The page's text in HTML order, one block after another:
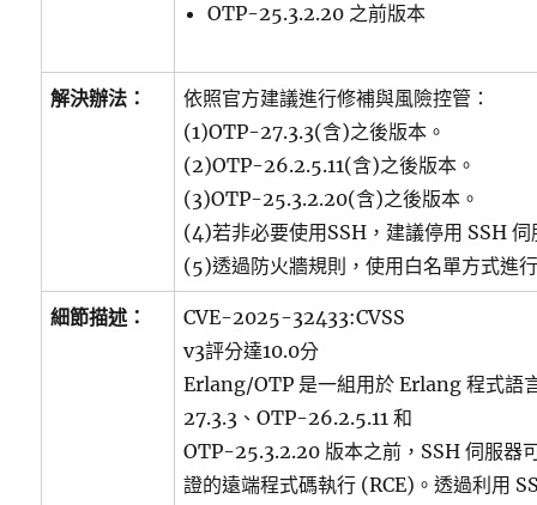
OTP-25.3.2.20 之前版本
解決辦法：
依照官方建議進行修補與風險控管：
(1)OTP-27.3.3(含)之後版本。
(2)OTP-26.2.5.11(含)之後版本。
(3)OTP-25.3.2.20(含)之後版本。
(4)若非必要使用SSH，建議停用 SSH 伺
(5)透過防火牆規則，使用白名單方式進
細節描述：
CVE-2025-32433:CVSS
v3評分達10.0分
Erlang/OTP 是一組用於 Erlang 程式語
27.3.3、OTP-26.2.5.11 和
OTP-25.3.2.20 版本之前，SSH 伺服器
證的遠端程式碼執行 (RCE)。透過利用